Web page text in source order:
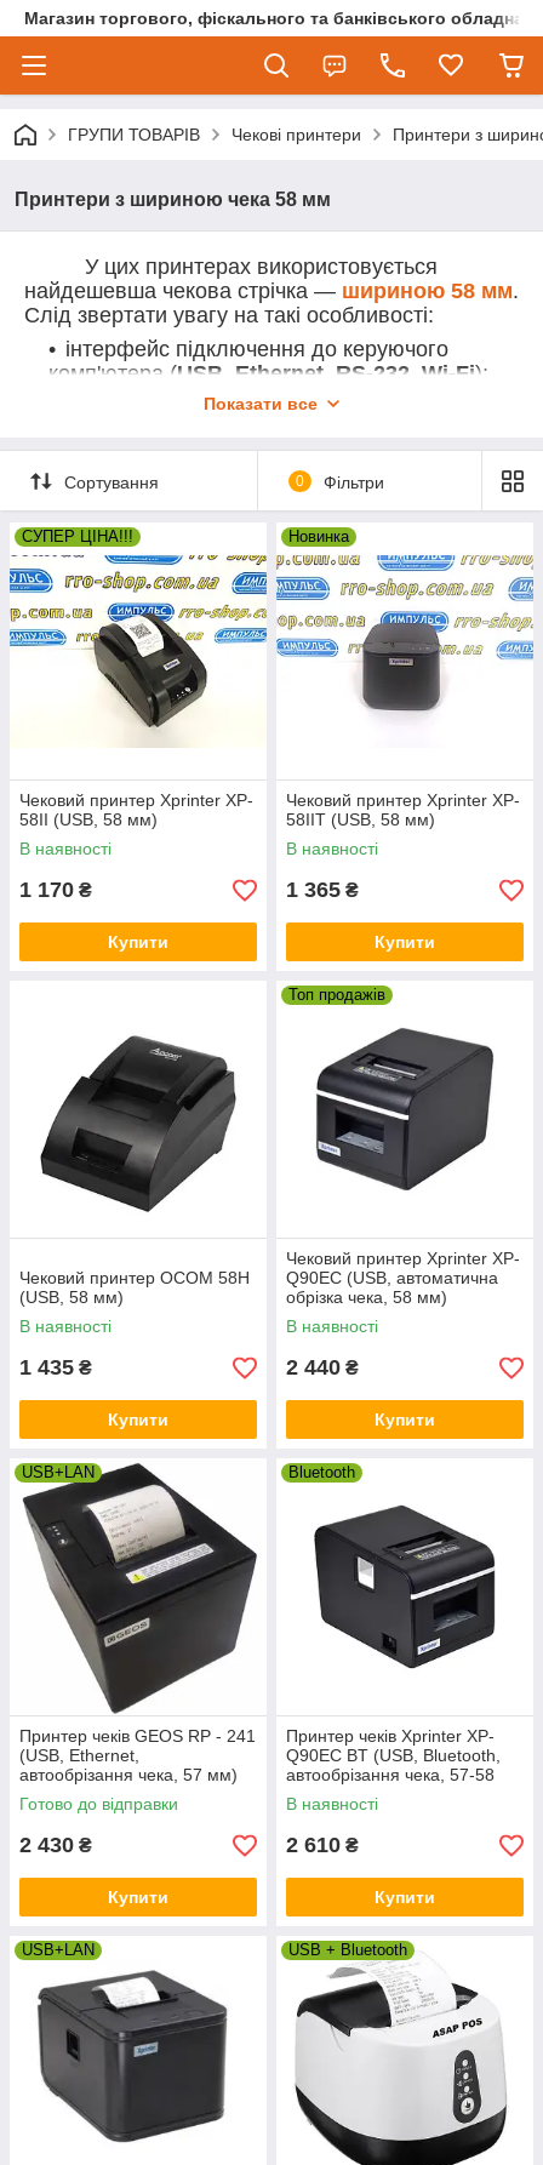
Магазин торгового, фіскального та банківського
ГРУПИ ТОВАРІВ Чекові принтери Принтери з
Принтери з шириною чека 58 мм
У цих принтерах використовується
найдешевша чекова стрічка — шириною 58 мм.
Слід звертати увагу на такі особливості:
інтерфейс підключення до керуючого
комп'ютера (USB Ethernet RS-232 Wi-Fi);
наявність/відсутність автоматичної
можливість підключення
скриньки до принтера
Існують моделі принтерів, які мають
декілька різних інтерфейсів підключення
(наприклад, USB та Ethernet).
Для використання принтера яккухонного
буде корисною можливість підключення до
дзвінка
для того, щоб кухарі на кухні
звертали увагу на надходження нового
Показати все
Сортування 0 Фільтри
СУПЕР ЦІНА!!!
Чековий принтер Xprinter XP-
58II (USB, 58 мм)
В наявності
1 170 ₴
Купити
Новинка
Чековий принтер Xprinter XP-
58IIT (USB, 58 мм)
В наявності
1 365 ₴
Купити
Чековий принтер OCOM 58H
(USB, 58 мм)
В наявності
1 435 ₴
Купити
Топ продажів
Чековий принтер Xprinter XP-
Q90EC (USB, автоматична
обрізка чека, 58 мм)
В наявності
2 440 ₴
Купити
USB+LAN
Принтер чеків GEOS RP - 241
(USB, Ethernet,
автообрізання чека, 57 мм)
Готово до відправки
2 430 ₴
Купити
Bluetooth
Принтер чеків Xprinter XP-
Q90EC BT (USB, Bluetooth,
автообрізання чека, 57-58
мм)
В наявності
2 610 ₴
Купити
USB+LAN USB + Bluetooth